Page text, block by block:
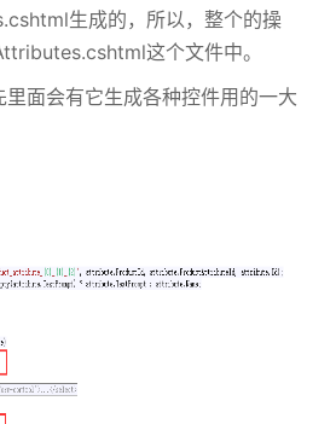
生成的，所以，整个的操
这个文件中。
面会有它生成各种控件用的一大